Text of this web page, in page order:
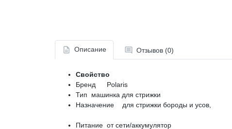
Описание Отзывов (0)
Свойство
Бренд
Polaris
Тип
машинка для стрижки
Назначение
для
для
Питание от сети/аккумулятор